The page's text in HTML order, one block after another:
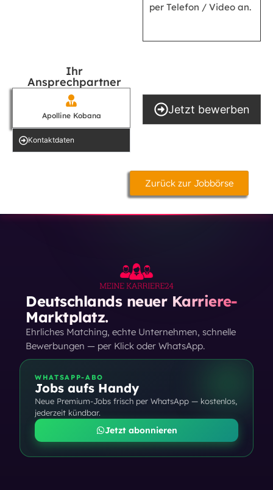
per Telefon / Video an.
Ihr
Ansprechpartner
Apolline Kobana
Kontakt­daten
Jetzt bewerben
Zurück zur Jobbörse
Deutschlands neuer Karriere-
Marktplatz.
Ehrliches Matching, echte Unternehmen, schnelle
Bewerbungen — per Klick oder WhatsApp.
WHATSAPP-ABO
Jobs aufs Handy
Neue Premium-Jobs frisch per WhatsApp — kostenlos,
jederzeit kündbar.
Jetzt abonnieren